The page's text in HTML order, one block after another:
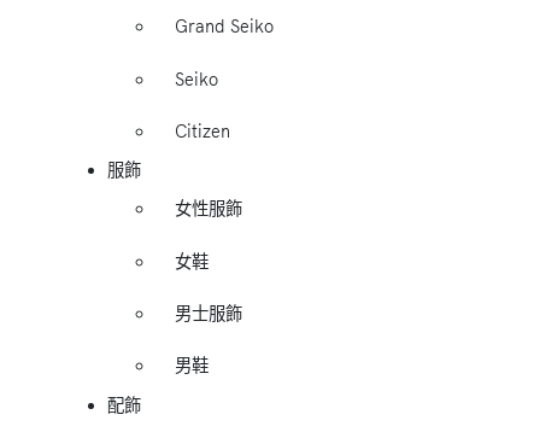
Grand Seiko
Seiko
Citizen
服飾
女性服飾
女鞋
男士服飾
男鞋
配飾